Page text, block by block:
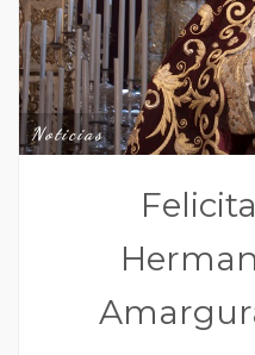
Noticias